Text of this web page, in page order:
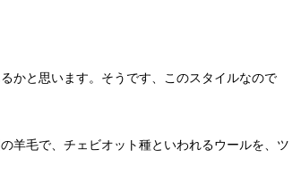
かと思います。そうです、このスタイルなので
羊毛で、チェビオット種といわれるウールを、ツ